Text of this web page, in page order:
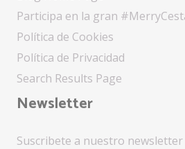
Participa en la gran
Política de Cookies
Política de Privacidad
Search Results Page
Newsletter
Suscribete a nuestro newsletter